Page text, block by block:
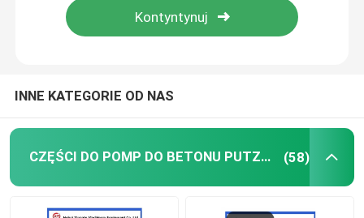
Poprosić o wycenę
Części zamienne do samochodów do mieszania
INNE KATEGORIE OD NAS
CZĘŚCI DO POMP DO BETONU PUTZMEISTER (58)